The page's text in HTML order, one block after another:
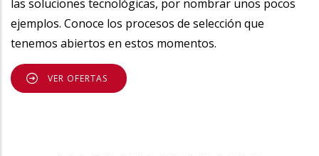
las soluciones tecnológicas, por nombrar unos pocos
ejemplos. Conoce los procesos de selección que
tenemos abiertos en estos momentos.
VER OFERTAS